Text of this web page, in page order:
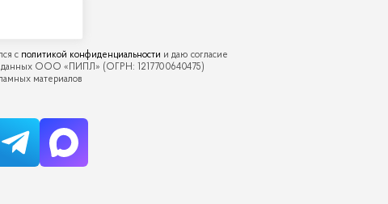
политикой конфиденциальности